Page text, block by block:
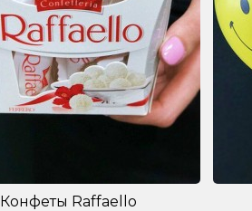
Конфеты Raffaello